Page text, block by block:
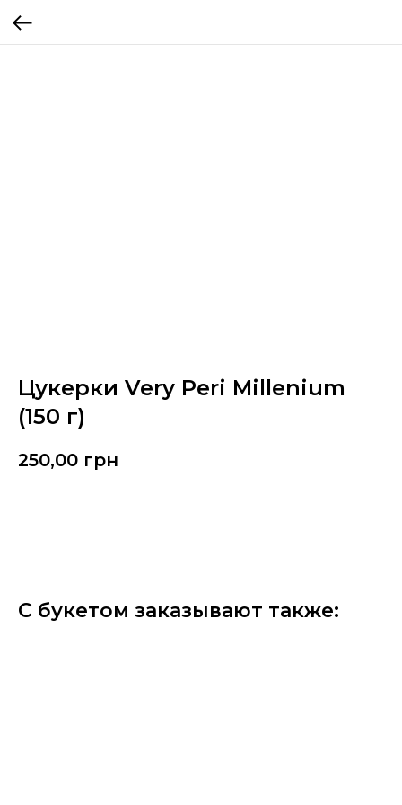
Цукерки Very Peri Millenium
(150 г)
250,00 грн
С букетом заказывают также: